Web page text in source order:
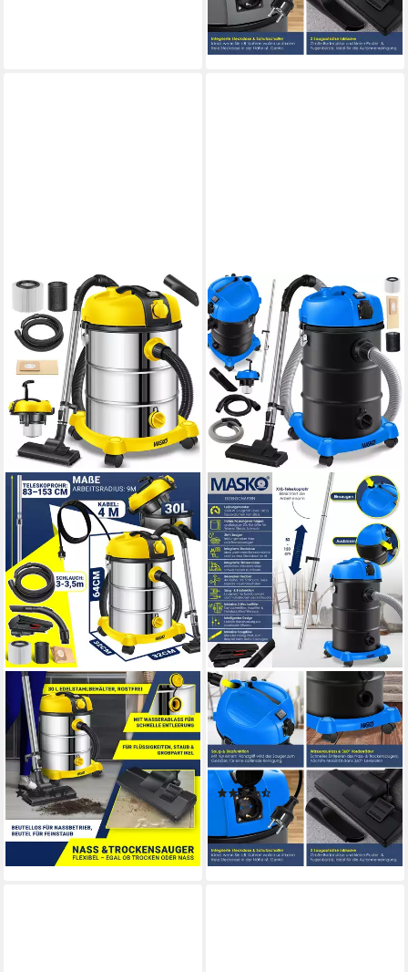
lieferbar - in 3-4 Werktagen bei dir
MASKO
Industriesauger, 2300 W,
Industriestaubsauger
Staubsauger Nass Trocken
Sauger Edelstahl
(40)
89,80 €
lieferbar - in 3-4 Werktagen bei dir
MASKO
Industriesauger, 2300 W,
6IN1 Industriestaubsauger
Staubsauger Nass Trocken
Sauger
(3)
92,80 €
lieferbar - in 3-4 Werktagen bei dir